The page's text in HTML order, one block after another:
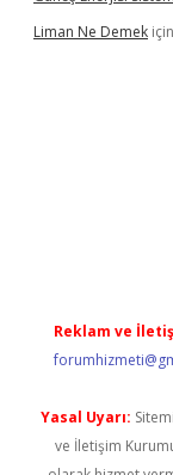
Liman Ne Demek için
Reklam ve
Yasal Uyarı:
ve İletişim